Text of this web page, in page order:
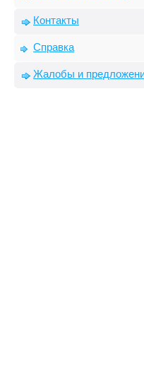
Контакты
Справка
Жалобы и